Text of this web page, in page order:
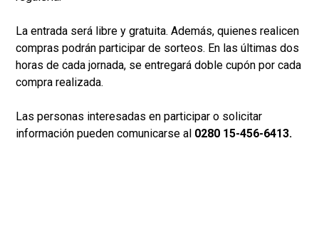
La entrada será libre y gratuita. Además, quienes realicen
compras podrán participar de sorteos. En las últimas dos
horas de cada jornada, se entregará doble cupón por cada
compra realizada.
Las personas interesadas en participar o solicitar
información pueden comunicarse al 0280 15-456-6413.